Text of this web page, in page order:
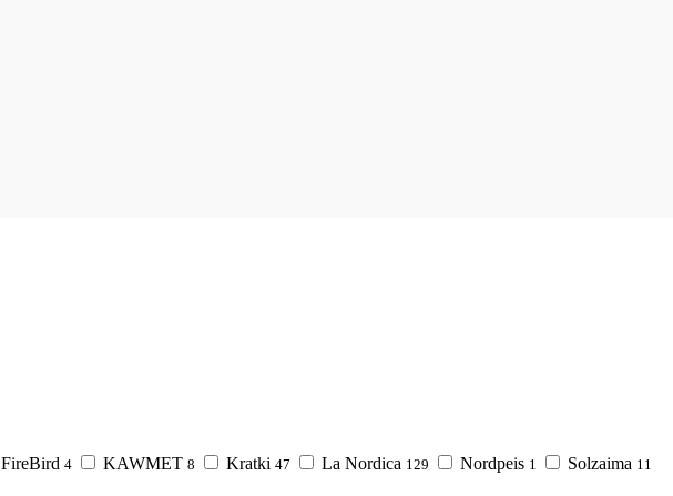
FireBird 4 KAWMET 8 Kratki 47 La Nordica 129 Nordpeis 1 Solzaima 11